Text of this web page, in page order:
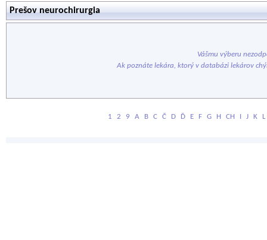
Prešov neurochirurgia
Vášmu výberu
Ak poznáte lekára, ktorý v databázi lekárov
1 2 9 A B C Č D Ď E F G H CH I J K L